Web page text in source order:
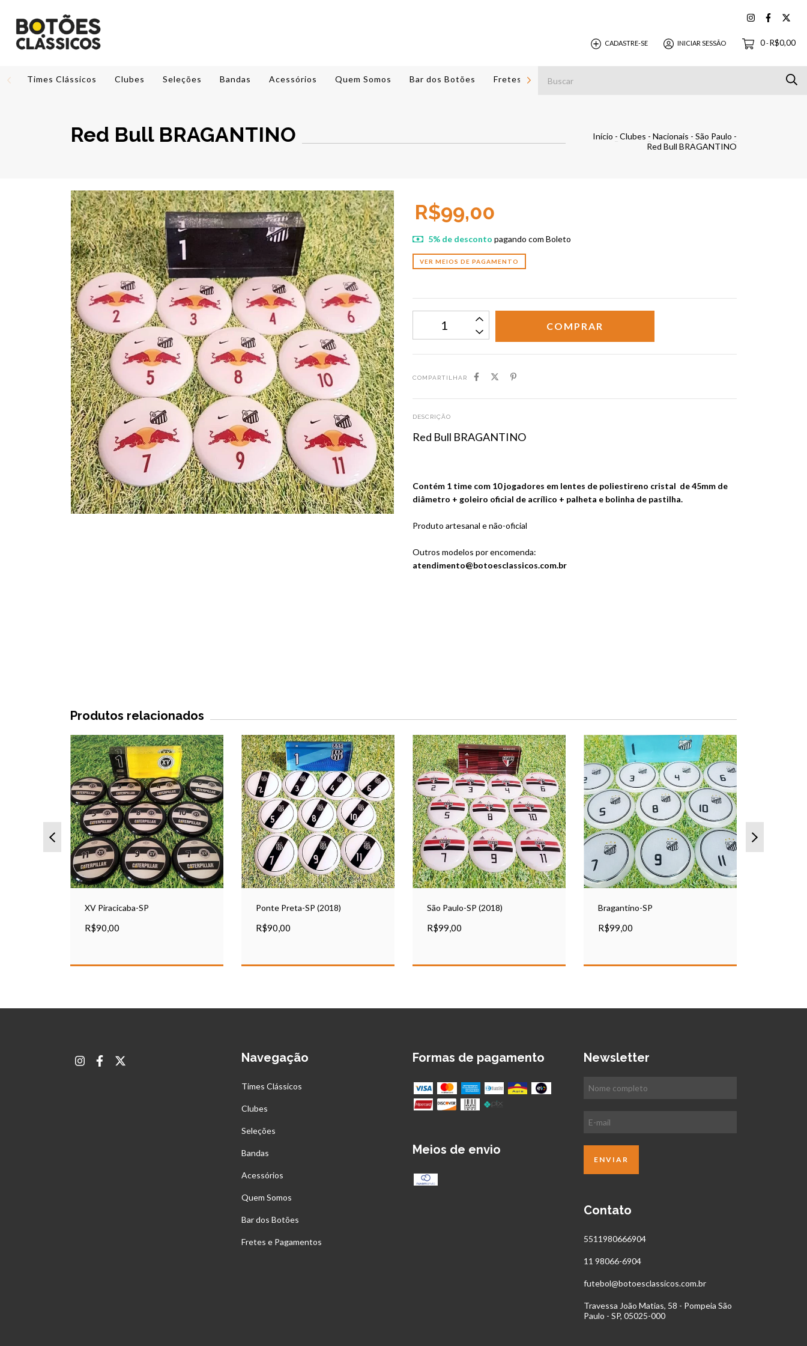
CADASTRE-SE INICIAR SESSÃO 0-R$0,00
Times Clássicos Clubes Seleções Bandas Acessórios Quem Somos Bar dos Botões Fretes e Pagamentos
Red Bull BRAGANTINO Início - Clubes - Nacionais - São Paulo -
Red Bull BRAGANTINO
R$99,00
5% de desconto pagando com Boleto
VER MEIOS DE PAGAMENTO
COMPARTILHAR
DESCRIÇÃO
Red Bull BRAGANTINO
Contém 1 time com 10 jogadores em lentes de poliestireno cristal de 45mm de
diâmetro + goleiro oficial de acrílico + palheta e bolinha de pastilha.
Produto artesanal e não-oficial
Outros modelos por encomenda:
atendimento@botoesclassicos.com.br
Produtos relacionados
XV Piracicaba-SP
R$90,00
Ponte Preta-SP (2018)
R$90,00
São Paulo-SP (2018)
R$99,00
Bragantino-SP
R$99,00
Navegação
Times Clássicos
Clubes
Seleções
Bandas
Acessórios
Quem Somos
Bar dos Botões
Fretes e Pagamentos
Formas de pagamento
Meios de envio
Newsletter
Contato
5511980666904
11 98066-6904
futebol@botoesclassicos.com.br
Travessa João Matias, 58 - Pompeia São
Paulo - SP, 05025-000